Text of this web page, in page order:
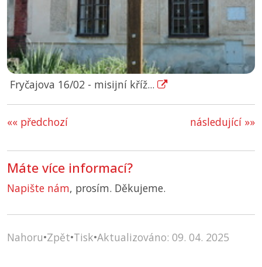
Fryčajova 16/02 - misijní kříž...
«« předchozí následující »»
Máte více informací?
Napište nám, prosím. Děkujeme.
Nahoru•Zpět•Tisk•Aktualizováno: 09. 04. 2025